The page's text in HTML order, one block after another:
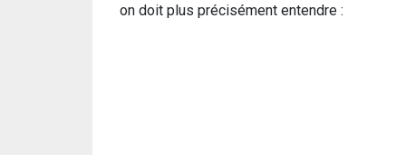
on doit plus précisément entendre :